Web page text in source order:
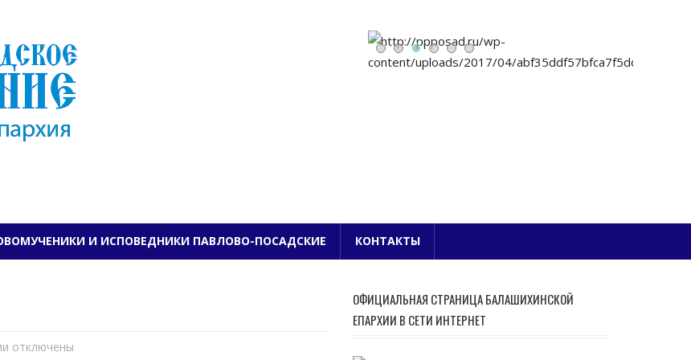
ПАВЛОВО-ПОСАДСКОЕ БЛАГОЧИНИЕ
И ИСПОВЕДНИКИ ПАВЛОВО-ПОСАДСКИЕ КОНТАКТЫ
котключены
ОФИЦИАЛЬНАЯ СТРАНИЦА БАЛАШИХИНСКОЙ
ЕПАРХИИ В СЕТИ ИНТЕРНЕТ